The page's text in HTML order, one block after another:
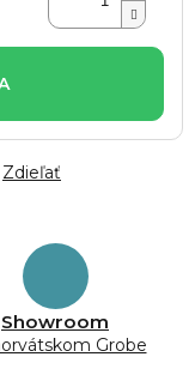
Showroom
Grobe
Zdieľať